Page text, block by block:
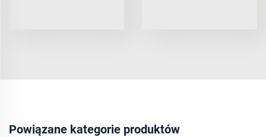
Powiązane kategorie produktów